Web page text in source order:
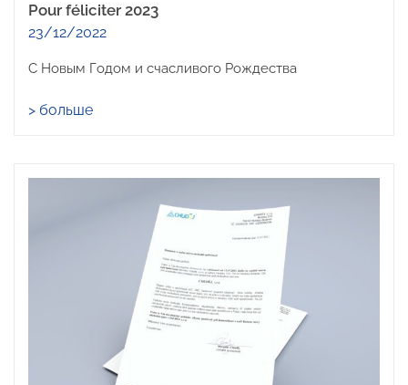
Pour féliciter 2023
23/12/2022
С Новым Годом и счасливого Рождества
> больше